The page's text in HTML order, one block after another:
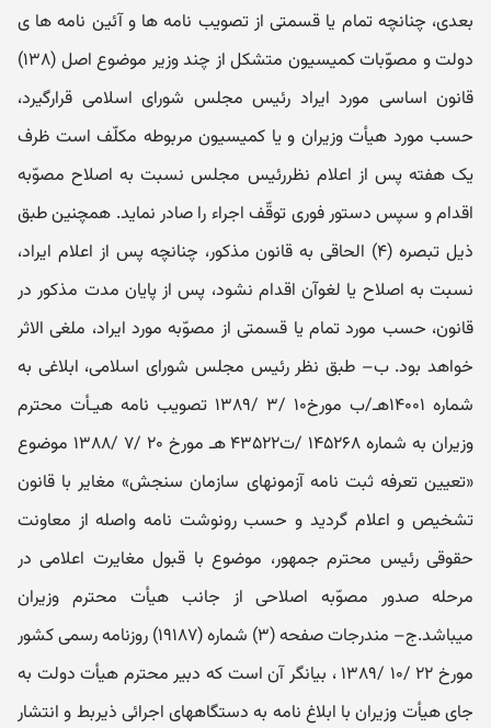
بعدی، چنانچه تمام یا قسمتی از تصویب نامه ها و آئین نامه ها ی
دولت و مصوّبات کمیسیون متشکل از چند وزیر موضوع اصل (۱۳۸)
قانون اساسی مورد ایراد رئیس مجلس شورای اسلامی قرارگیرد،
حسب مورد هیأت وزیران و یا کمیسیون مربوطه مکلّف است ظرف
یک هفته پس از اعلام نظررئیس مجلس نسبت به اصلاح مصوّبه
اقدام و سپس دستور فوری توقّف اجراء را صادر نماید. همچنین طبق
ذیل تبصره (۴) الحاقی به قانون مذکور، چنانچه پس از اعلام ایراد،
نسبت به اصلاح یا لغوآن اقدام نشود، پس از پایان مدت مذکور در
قانون، حسب مورد تمام یا قسمتی از مصوّبه مورد ایراد، ملغی الاثر
خواهد بود. ب– طبق نظر رئیس مجلس شورای اسلامی، ابلاغی به
شماره ۱۴۰۰۱هـ/ب مورخ۱۰ /۳ /۱۳۸۹ تصویب نامه هیـأت محترم
وزیران به شماره ۱۴۵۲۶۸ /ت۴۳۵۲۲ هـ ‌مورخ ۲۰ /۷ /۱۳۸۸ موضوع
«تعیین تعرفه ثبت نامه آزمونهای سازمان سنجش» مغایر با قانون
تشخیص و اعلام گردید و حسب رونوشت نامه واصله از معاونت
حقوقی رئیس محترم جمهور، موضوع با قبول مغایرت اعلامی در
مرحله صدور مصوّبه اصلاحی از جانب هیأت محترم وزیران
میباشد.ج– مندرجات صفحه (۳) شماره (۱۹۱۸۷) روزنامه رسمی کشور
مورخ ۲۲ /۱۰ /۱۳۸۹ ، بیانگر آن است که دبیر محترم هیأت دولت به
جای هیأت وزیران با ابلاغ نامه به دستگاههای اجرائی ذیربط و انتشار